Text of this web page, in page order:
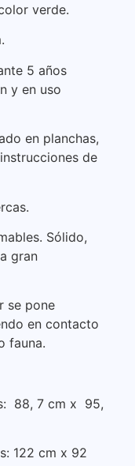
verde.
5 años
y en uso
en planchas,
de
Sólido,
gran
se pone
en contacto
fauna.
88, 7 cm x 95,
122 cm x 92